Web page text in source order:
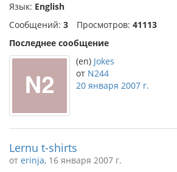
Язык: English
Сообщений: 3 Просмотров: 41113
Последнее сообщение
(en) Jokes
от N244
20 января 2007 г.
Lernu t-shirts
от erinja, 16 января 2007 г.